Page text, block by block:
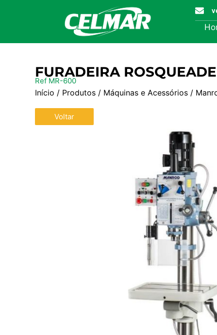
FURADEIRA
Ref MR-600
Início / Produtos / Máquinas e Acessórios /
Voltar